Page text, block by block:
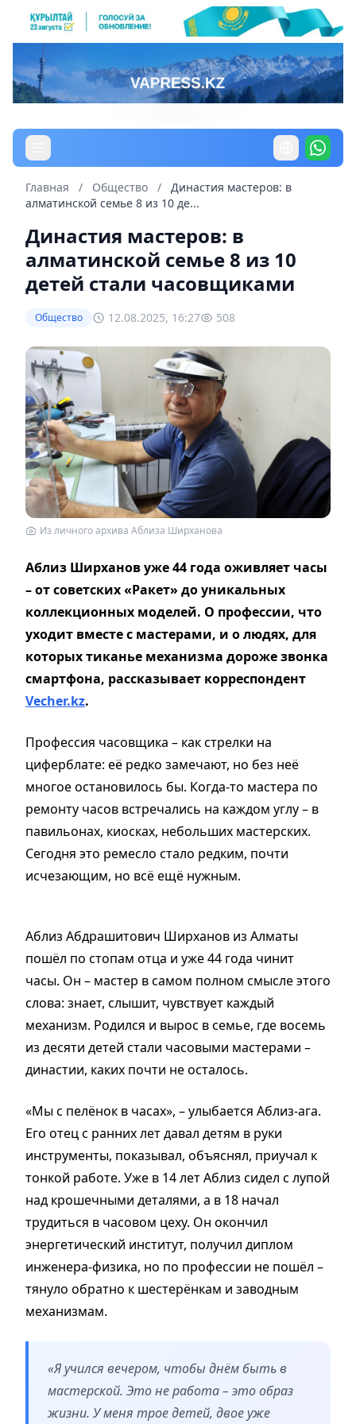
Главная / Общество /
Династия мастеров: в
алматинской семье 8 из 10 де...
Династия мастеров: в
алматинской семье 8 из 10
детей стали часовщиками
Общество 12.08.2025, 16:27 508
Из личного архива Аблиза Ширханова
Аблиз Ширханов уже 44 года оживляет часы
– от советских «Ракет» до уникальных
коллекционных моделей. О профессии, что
уходит вместе с мастерами, и о людях, для
которых тиканье механизма дороже звонка
смартфона, рассказывает корреспондент
Vecher.kz.
Профессия часовщика – как стрелки на
циферблате: её редко замечают, но без неё
многое остановилось бы. Когда-то мастера по
ремонту часов встречались на каждом углу – в
павильонах, киосках, небольших мастерских.
Сегодня это ремесло стало редким, почти
исчезающим, но всё ещё нужным.
Аблиз Абдрашитович Ширханов из Алматы
пошёл по стопам отца и уже 44 года чинит
часы. Он – мастер в самом полном смысле этого
слова: знает, слышит, чувствует каждый
механизм. Родился и вырос в семье, где восемь
из десяти детей стали часовыми мастерами –
династии, каких почти не осталось.
«Мы с пелёнок в часах», – улыбается Аблиз-ага.
Его отец с ранних лет давал детям в руки
инструменты, показывал, объяснял, приучал к
тонкой работе. Уже в 14 лет Аблиз сидел с лупой
над крошечными деталями, а в 18 начал
трудиться в часовом цеху. Он окончил
энергетический институт, получил диплом
инженера-физика, но по профессии не пошёл –
тянуло обратно к шестерёнкам и заводным
механизмам.
«Я учился вечером, чтобы днём быть в
мастерской. Это не работа – это образ
жизни. У меня трое детей, двое уже